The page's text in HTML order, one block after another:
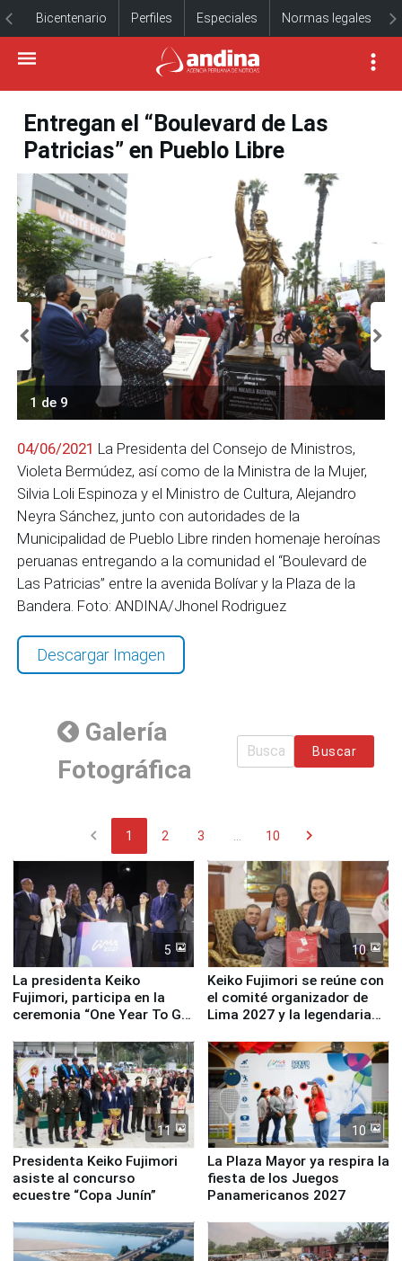
Bicentenario Perfiles Especiales Normas legales
Entregan el “Boulevard de Las
Patricias” en Pueblo Libre
1 de 9
04/06/2021 La Presidenta del Consejo de Ministros,
Violeta Bermúdez, así como de la Ministra de la Mujer,
Silvia Loli Espinoza y el Ministro de Cultura, Alejandro
Neyra Sánchez, junto con autoridades de la
Municipalidad de Pueblo Libre rinden homenaje heroínas
peruanas entregando a la comunidad el “Boulevard de
Las Patricias” entre la avenida Bolívar y la Plaza de la
Bandera. Foto: ANDINA/Jhonel Rodriguez
Descargar Imagen
Galería
Fotográfica
Buscar
chevron_left 1 2 3 10 chevron_right
5
La presidenta Keiko
Fujimori, participa en la
ceremonia “One Year To Go
10
Keiko Fujimori se reúne con
el comité organizador de
Lima 2027 y la legendaria
11
Presidenta Keiko Fujimori
asiste al concurso
ecuestre “Copa Junín”
10
La Plaza Mayor ya respira la
fiesta de los Juegos
Panamericanos 2027